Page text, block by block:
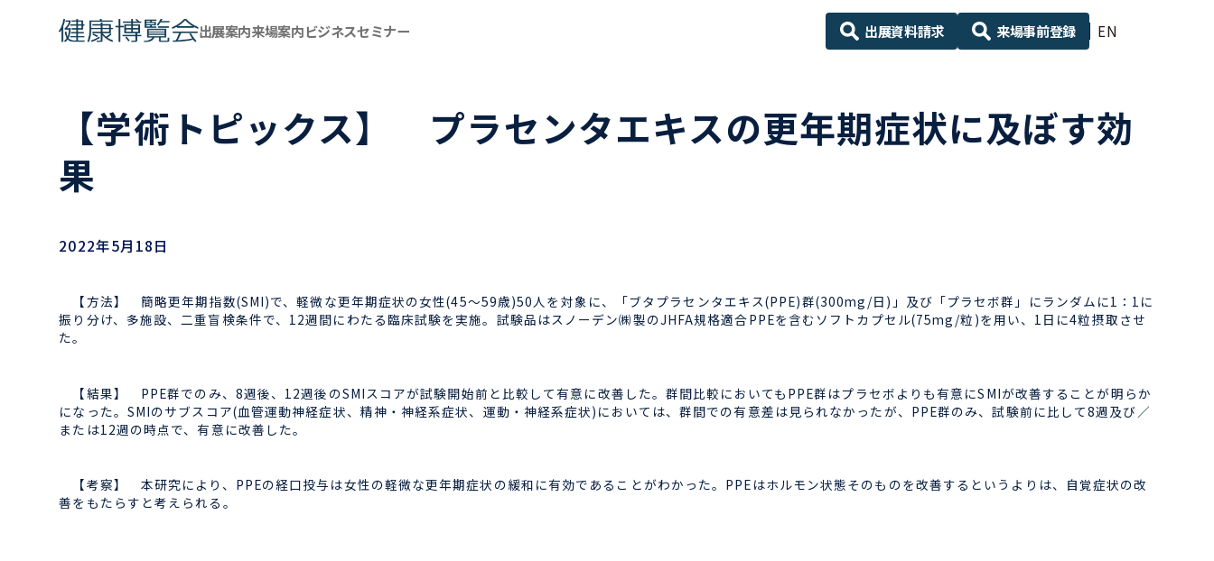
EN
出展案内来場案内ビジネスセミナー 出展資料請求 来場事前登録
【学術トピックス】 プラセンタエキスの更年期症状に及ぼす効
果
2022年5月18日
【方法】 簡略更年期指数(SMI)で、軽微な更年期症状の女性(45～59歳)50人を対象に、「ブタプラセンタエキス(PPE)群(300mg/日)」及び「プラセボ群」にランダムに1：1に
振り分け、多施設、二重盲検条件で、12週間にわたる臨床試験を実施。試験品はスノーデン㈱製のJHFA規格適合PPEを含むソフトカプセル(75mg/粒)を用い、1日に4粒摂取させ
た。
【結果】 PPE群でのみ、8週後、12週後のSMIスコアが試験開始前と比較して有意に改善した。群間比較においてもPPE群はプラセボよりも有意にSMIが改善することが明らか
になった。SMIのサブスコア(血管運動神経症状、精神・神経系症状、運動・神経系症状)においては、群間での有意差は見られなかったが、PPE群のみ、試験前に比して8週及び／
または12週の時点で、有意に改善した。
【考察】 本研究により、PPEの経口投与は女性の軽微な更年期症状の緩和に有効であることがわかった。PPEはホルモン状態そのものを改善するというよりは、自覚症状の改
善をもたらすと考えられる。